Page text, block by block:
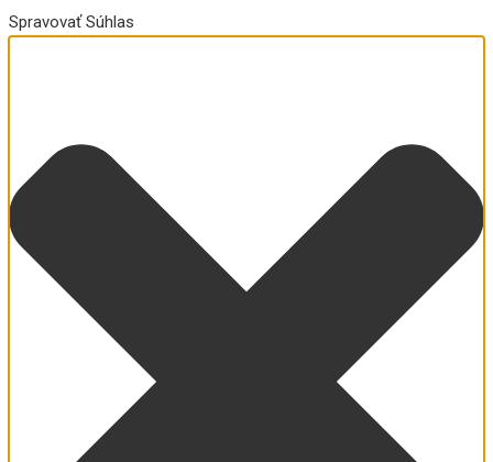
Spravovať Súhlas